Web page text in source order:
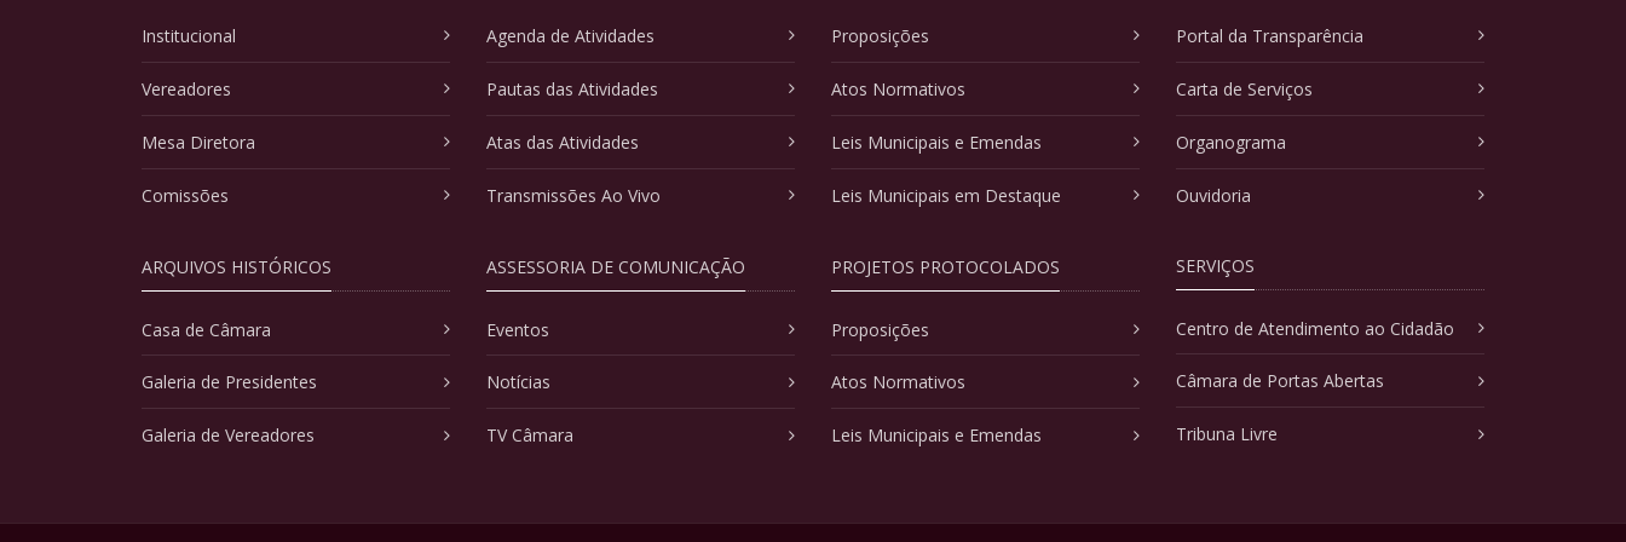
Institucional
Vereadores
Mesa Diretora
Comissões
ARQUIVOS HISTÓRICOS
Casa de Câmara
Galeria de Presidentes
Galeria de Vereadores
Agenda de Atividades
Pautas das Atividades
Atas das Atividades
Transmissões Ao Vivo
ASSESSORIA DE COMUNICAÇÃO
Eventos
Notícias
TV Câmara
Proposições
Atos Normativos
Leis Municipais e Emendas
Leis Municipais em Destaque
PROJETOS PROTOCOLADOS
Proposições
Atos Normativos
Leis Municipais e Emendas
Portal da Transparência
Carta de Serviços
Organograma
Ouvidoria
SERVIÇOS
Centro de Atendimento ao Cidadão
Câmara de Portas Abertas
Tribuna Livre